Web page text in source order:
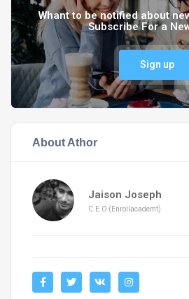
Whant to be notified about
Subscribe For a
Sign up
About Athor
Jaison Joseph
C.E.O (Enrollacademt)